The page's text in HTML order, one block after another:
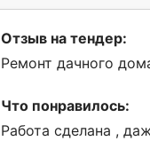
Отзыв на тендер:
Ремонт дачного
Что понравилось:
Работа сделана ,